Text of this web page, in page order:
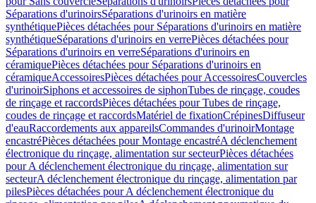
Séparations d'urinoirsSéparations d'urinoirs en matière
synthétiquePièces détachées pour Séparations d'urinoirs en matière
synthétiqueSéparations d'urinoirs en verrePièces détachées pour
Séparations d'urinoirs en verreSéparations d'urinoirs en
céramiquePièces détachées pour Séparations d'urinoirs en
céramiqueAccessoiresPièces détachées pour AccessoiresCouvercles
d'urinoirSiphons et accessoires de siphonTubes de rinçage, coudes
de rinçage et raccordsPièces détachées pour Tubes de rinçage,
coudes de rinçage et raccordsMatériel de fixationCrépinesDiffuseur
d'eauRaccordements aux appareilsCommandes d'urinoirMontage
encastréPièces détachées pour Montage encastréA déclenchement
électronique du rinçage, alimentation sur secteurPièces détachées
pour A déclenchement électronique du rinçage, alimentation sur
secteurA déclenchement électronique du rinçage, alimentation par
pilesPièces détachées pour A déclenchement électronique du